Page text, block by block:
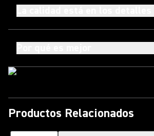
Productos Relacionados